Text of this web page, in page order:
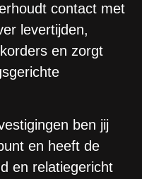
contact met
levertijden,
en zorgt
ben jij
en heeft de
en relatiegericht